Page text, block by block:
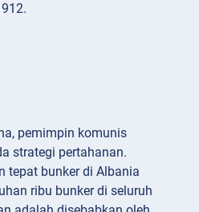
pemimpin komunis
strategi pertahanan.
tepat bunker di Albania
ribu bunker di seluruh